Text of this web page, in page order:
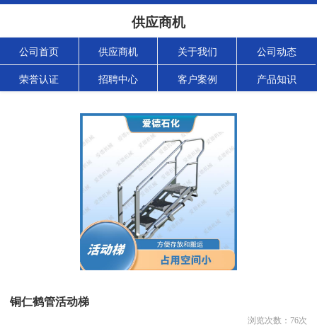
供应商机
公司首页 供应商机 关于我们 公司动态
荣誉认证 招聘中心 客户案例 产品知识
铜仁鹤管活动梯
浏览次数： 76次